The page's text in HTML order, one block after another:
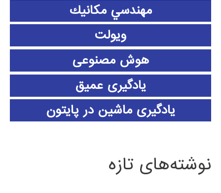
مهندسي مكانيك
ویولت
هوش مصنوعی
یادگیری عمیق
یادگیری ماشین در پایتون
نوشته‌های تازه